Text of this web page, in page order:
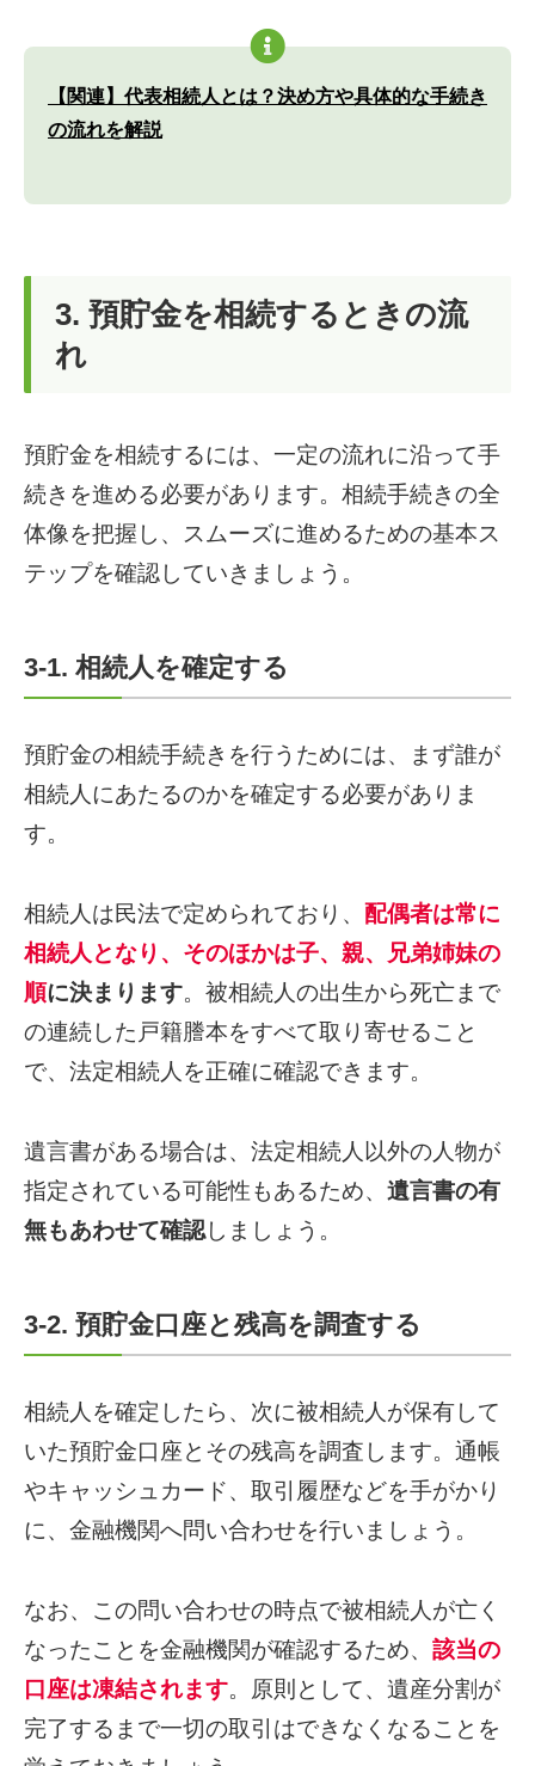
【関連】代表相続人とは？決め方や具体的な手続き
の流れを解説
3. 預貯金を相続するときの流
れ
預貯金を相続するには、一定の流れに沿って手
続きを進める必要があります。相続手続きの全
体像を把握し、スムーズに進めるための基本ス
テップを確認していきましょう。
3-1. 相続人を確定する
預貯金の相続手続きを行うためには、まず誰が
相続人にあたるのかを確定する必要がありま
す。
相続人は民法で定められており、 配偶者は常に
相続人となり、そのほかは子、親、兄弟姉妹の
順に決まります。被相続人の出生から死亡まで
の連続した戸籍謄本をすべて取り寄せること
で、法定相続人を正確に確認できます。
遺言書がある場合は、法定相続人以外の人物が
指定されている可能性もあるため、 遺言書の有
無もあわせて確認しましょう。
3-2. 預貯金口座と残高を調査する
相続人を確定したら、次に被相続人が保有して
いた預貯金口座とその残高を調査します。通帳
やキャッシュカード、取引履歴などを手がかり
に、金融機関へ問い合わせを行いましょう。
なお、この問い合わせの時点で被相続人が亡く
なったことを金融機関が確認するため、 該当の
口座は凍結されます。原則として、遺産分割が
完了するまで一切の取引はできなくなることを